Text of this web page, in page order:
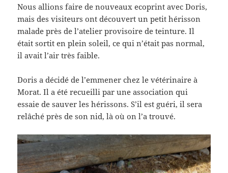
Nous allions faire de nouveaux ecoprint avec Doris,
mais des visiteurs ont découvert un petit hérisson
malade près de l’atelier provisoire de teinture. Il
était sortit en plein soleil, ce qui n’était pas normal,
il avait l’air très faible.
Doris a décidé de l’emmener chez le vétérinaire à
Morat. Il a été recueilli par une association qui
essaie de sauver les hérissons. S’il est guéri, il sera
relâché près de son nid, là où on l’a trouvé.